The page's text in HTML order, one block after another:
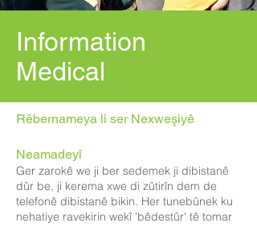
Information
Medical
Rêbernameya li ser Nexweşiyê
Neamadeyî
Ger zarokê we ji ber sedemek ji dibistanê
dûr be, ji kerema xwe di zûtirîn dem de
telefonê dibistanê bikin. Her tunebûnek ku
nehatiye ravekirin wekî 'bêdestûr' tê tomar